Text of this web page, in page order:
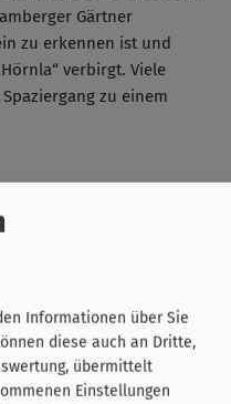
Gärtner
zu erkennen ist und
verbirgt. Viele
zu einem
am Kranen
Altstadt. Der
Bier als
gibt es
Informationen über Sie
diese auch an Dritte,
übermittelt
Einstellungen